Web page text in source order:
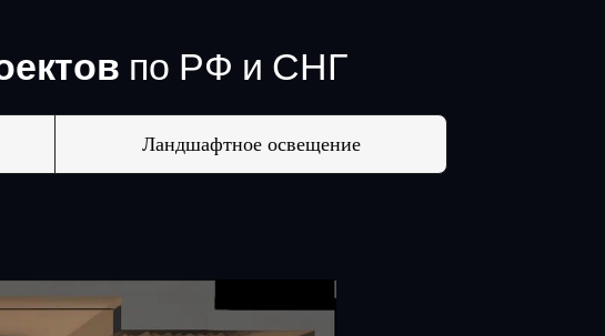
по РФ и СНГ
Ландшафтное освещение